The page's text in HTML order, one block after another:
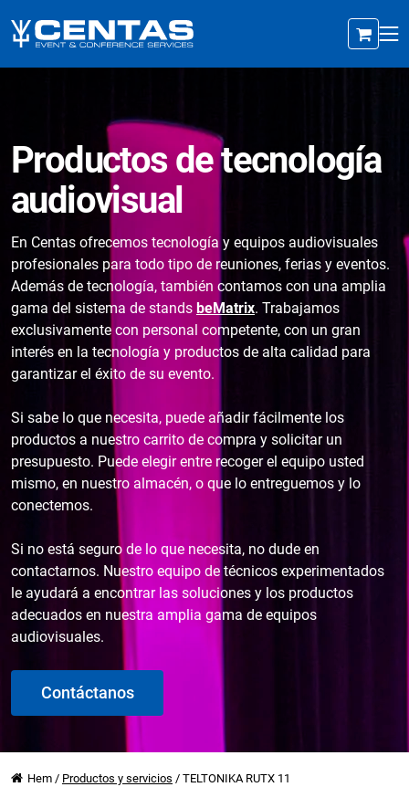
Productos de tecnología
audiovisual
En Centas ofrecemos tecnología y equipos audiovisuales
profesionales para todo tipo de reuniones, ferias y eventos.
Además de tecnología, también contamos con una amplia
gama del sistema de stands beMatrix. Trabajamos
exclusivamente con personal competente, con un gran
interés en la tecnología y productos de alta calidad para
garantizar el éxito de su evento.
Si sabe lo que necesita, puede añadir fácilmente los
productos a nuestro carrito de compra y solicitar un
presupuesto. Puede elegir entre recoger el equipo usted
mismo, en nuestro almacén, o que lo entreguemos y lo
conectemos.
Si no está seguro de lo que necesita, no dude en
contactarnos. Nuestro equipo de técnicos experimentados
le ayudará a encontrar las soluciones y los productos
adecuados en nuestra amplia gama de equipos
audiovisuales.
Contáctanos
Hem / Productos y servicios / TELTONIKA RUTX 11